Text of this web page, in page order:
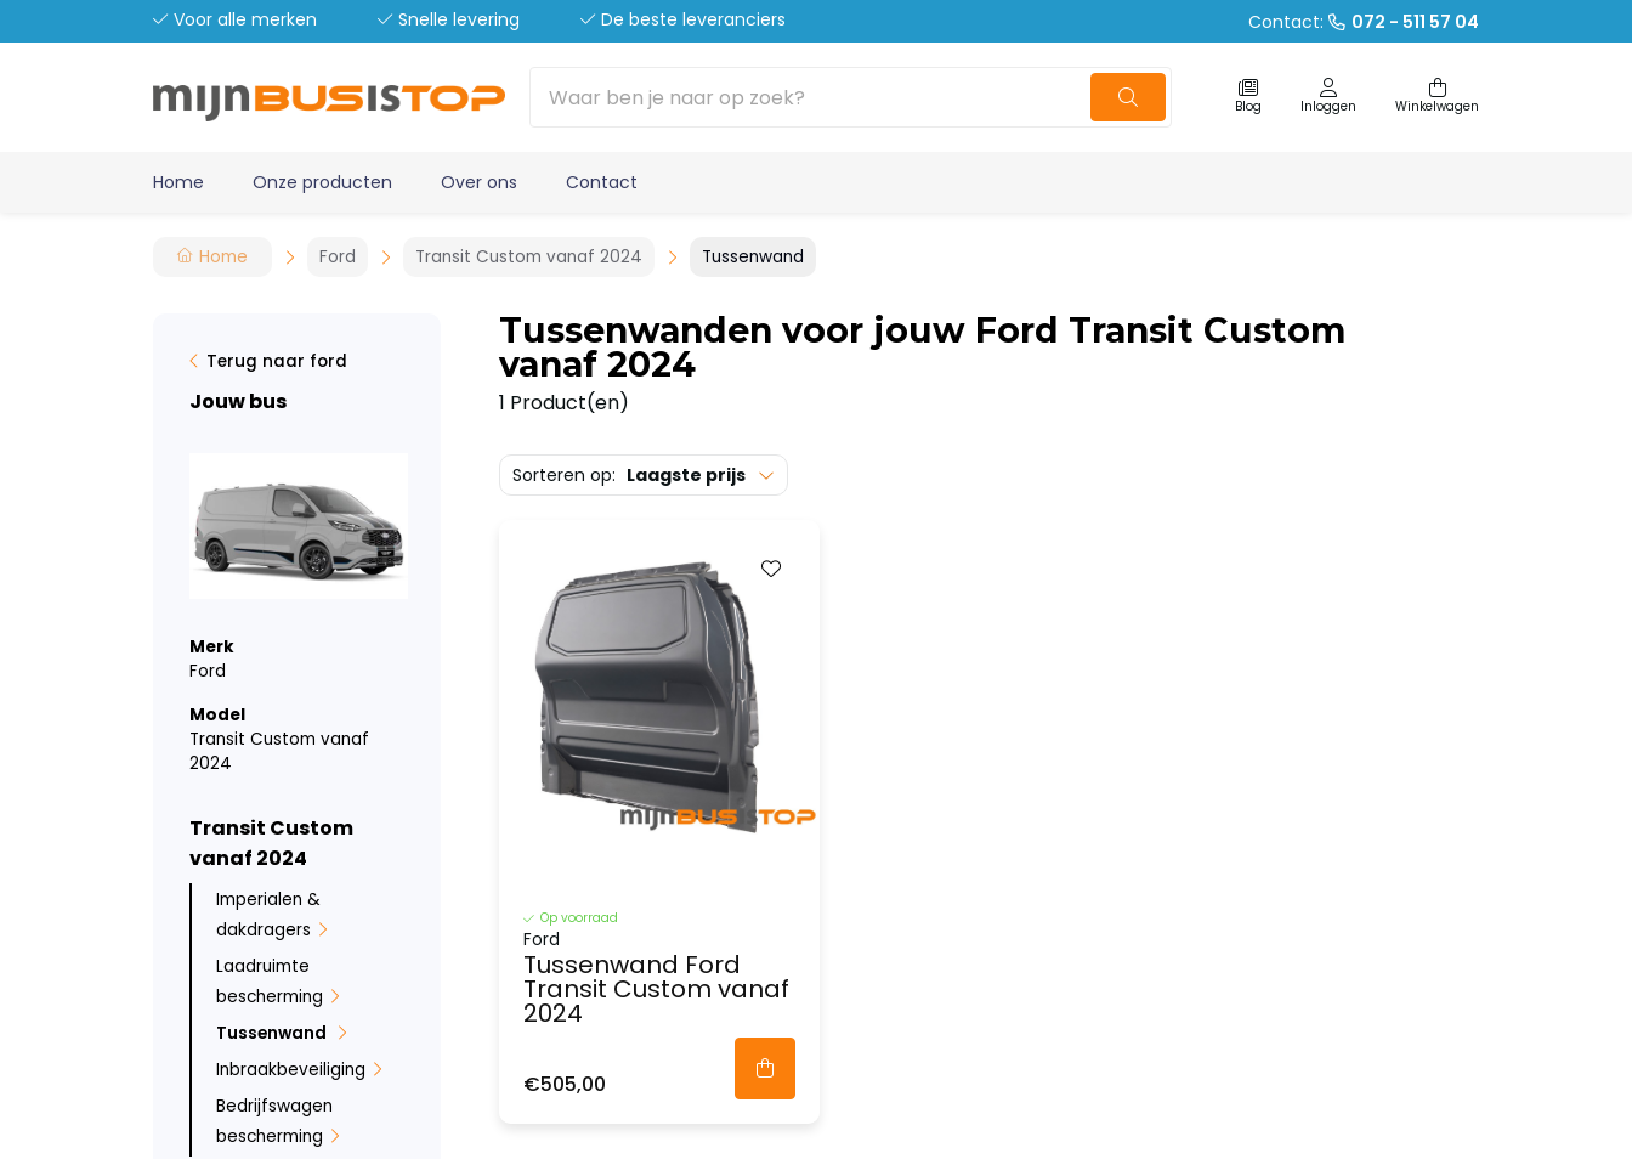
Voor alle merken Snelle levering De beste leveranciers Contact: 072 - 511 57 04
Blog Inloggen Winkelwagen
Home Onze producten Over ons Contact
Home Ford Transit Custom vanaf 2024 Tussenwand
Terug naar ford
Jouw bus
Merk
Ford
Model
Transit Custom vanaf
2024
Transit Custom
vanaf 2024
Imperialen &
dakdragers
Laadruimte
bescherming
Tussenwand
Inbraakbeveiliging
Bedrijfswagen
bescherming
Tussenwanden voor jouw Ford Transit Custom
vanaf 2024
1 Product(en)
Sorteren op: Laagste prijs
Op voorraad
Ford
Tussenwand Ford
Transit Custom vanaf
2024
€505,00